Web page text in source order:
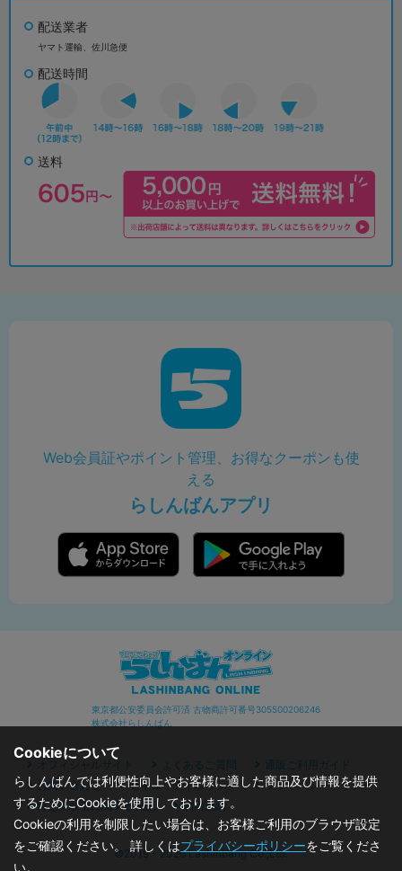
配送業者
ヤマト運輸、佐川急便
配送時間
送料
Web会員証やポイント管理、お得なクーポンも使
える
らしんばんアプリ
東京都公安委員会許可済 古物商許可番号305500206246
株式会社らしんばん
オフィシャルサイト よくあるご質問
通販ご利用ガイド
お問い合わせ
セキュリティポリシー
プライバシーポリシー
特定商取引に関する表記
利用規約
©2019 - 2026 Lashinbang Co.,Ltd.
Cookieについて
らしんばんでは利便性向上やお客様に適した商品及び情報を提供
するためにCookieを使用しております。
Cookieの利用を制限したい場合は、お客様ご利用のブラウザ設定
をご確認ください。 詳しくはプライバシーポリシーをご覧くださ
い。